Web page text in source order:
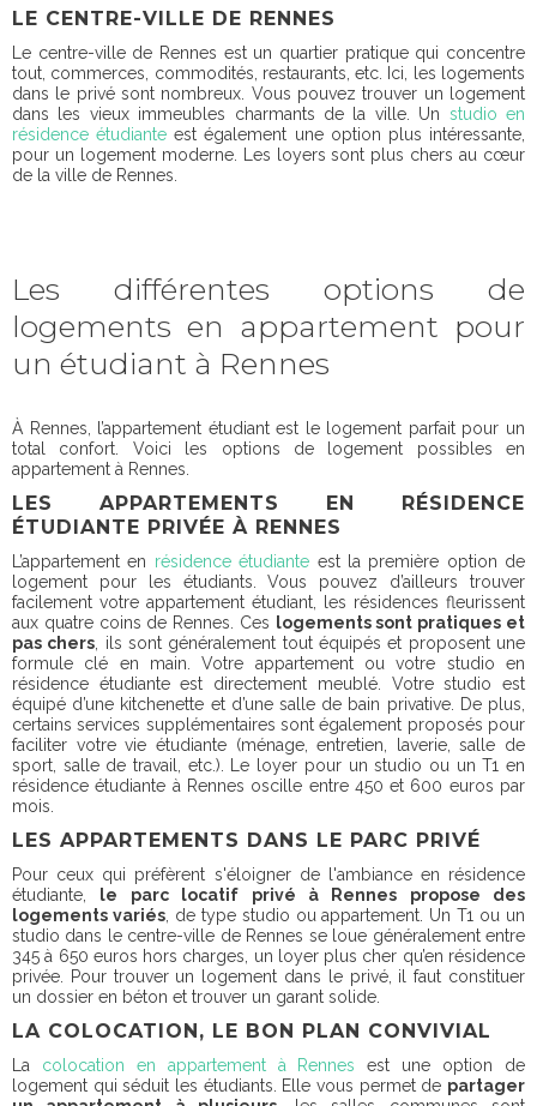
LE CENTRE-VILLE DE RENNES
Le centre-ville de Rennes est un quartier pratique qui concentre
tout, commerces, commodités, restaurants, etc. Ici, les logements
dans le privé sont nombreux. Vous pouvez trouver un logement
dans les vieux immeubles charmants de la ville. Un studio en
résidence étudiante est également une option plus intéressante,
pour un logement moderne. Les loyers sont plus chers au cœur
de la ville de Rennes.
Les différentes options de
logements en appartement pour
un étudiant à Rennes
À Rennes, l’appartement étudiant est le logement parfait pour un
total confort. Voici les options de logement possibles en
appartement à Rennes.
LES APPARTEMENTS EN RÉSIDENCE
ÉTUDIANTE PRIVÉE À RENNES
L’appartement en résidence étudiante est la première option de
logement pour les étudiants. Vous pouvez d’ailleurs trouver
facilement votre appartement étudiant, les résidences fleurissent
aux quatre coins de Rennes. Ces logements sont pratiques et
pas chers , ils sont généralement tout équipés et proposent une
formule clé en main. Votre appartement ou votre studio en
résidence étudiante est directement meublé. Votre studio est
équipé d’une kitchenette et d’une salle de bain privative. De plus,
certains services supplémentaires sont également proposés pour
faciliter votre vie étudiante (ménage, entretien, laverie, salle de
sport, salle de travail, etc.). Le loyer pour un studio ou un T1 en
résidence étudiante à Rennes oscille entre 450 et 600 euros par
mois
LES APPARTEMENTS DANS LE PARC PRIVÉ
Pour ceux qui préfèrent s'éloigner de l'ambiance en résidence
étudiante,
le parc locatif privé à Rennes propose des
logements variés, de type studio ou appartement. Un T1 ou un
studio dans le centre-ville de Rennes se loue généralement entre
345 à 650 euros hors charges, un loyer plus cher qu’en résidence
privée. Pour trouver un logement dans le privé, il faut constituer
un dossier en béton et trouver un garant solide.
LA COLOCATION, LE BON PLAN CONVIVIAL
La colocation en appartement à Rennes est une option de
logement qui séduit les étudiants. Elle vous permet de partager